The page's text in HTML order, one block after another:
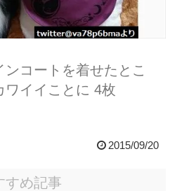
コートを着せたとこ
イイことに 4枚
2015/09/20
すめ記事